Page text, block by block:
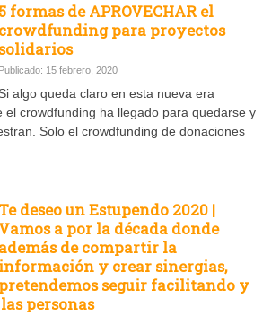
5 formas de APROVECHAR el
crowdfunding para proyectos
solidarios
Publicado: 15 febrero, 2020
Si algo queda claro en esta nueva era
el crowdfunding ha llegado para quedarse y
Solo el crowdfunding de donaciones
Te deseo un Estupendo 2020 |
Vamos a por la década donde
además de compartir la
información y crear sinergias,
pretendemos seguir facilitando y
personas